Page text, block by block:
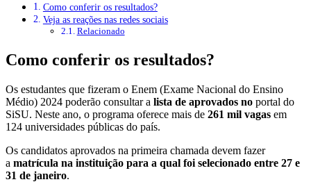
Como conferir os resultados?
Veja as reações nas redes sociais
Relacionado
Como conferir os resultados?
Os estudantes que fizeram o Enem (Exame Nacional do Ensino
Médio) 2024 poderão consultar a lista de aprovados no portal do
SiSU. Neste ano, o programa oferece mais de 261 mil vagas em
124 universidades públicas do país.
Os candidatos aprovados na primeira chamada devem fazer
a matrícula na instituição para a qual foi selecionado entre 27 e
31 de janeiro.